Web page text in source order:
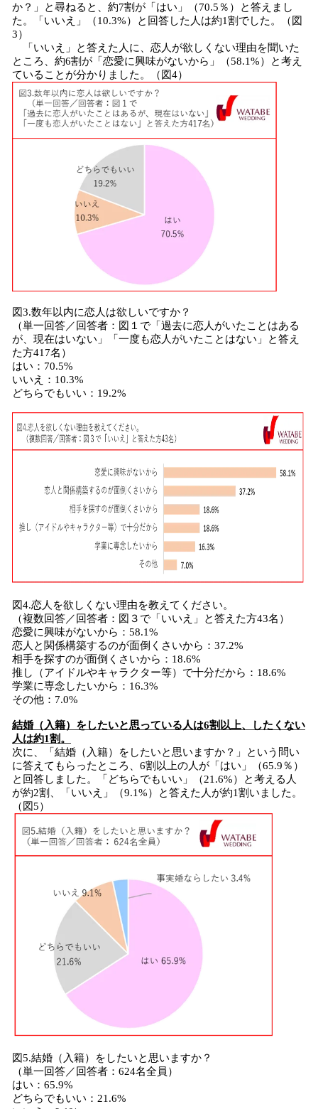
か？」と尋ねると、約7割が「はい」（70.5％）と答えまし
た。「いいえ」（10.3%）と回答した人は約1割でした。（図
3）
「いいえ」と答えた人に、恋人が欲しくない理由を聞いた
ところ、約6割が「恋愛に興味がないから」（58.1%）と考え
ていることが分かりました。（図4）
図3.数年以内に恋人は欲しいですか？
（単一回答／回答者：図１で「過去に恋人がいたことはある
が、現在はいない」「一度も恋人がいたことはない」と答え
た方417名）
はい：70.5%
いいえ：10.3%
どちらでもいい：19.2%
図4.恋人を欲しくない理由を教えてください。
（複数回答／回答者：図３で「いいえ」と答えた方43名）
恋愛に興味がないから：58.1%
恋人と関係構築するのが面倒くさいから：37.2%
相手を探すのが面倒くさいから：18.6%
推し（アイドルやキャラクター等）で十分だから：18.6%
学業に専念したいから：16.3%
その他：7.0%
結婚（入籍）をしたいと思っている人は6割以上、したくない
人は約1割。
次に、「結婚（入籍）をしたいと思いますか？」という問い
に答えてもらったところ、6割以上の人が「はい」（65.9％）
と回答しました。「どちらでもいい」（21.6%）と考える人
が約2割、「いいえ」（9.1%）と答えた人が約1割いました。
（図5）
図5.結婚（入籍）をしたいと思いますか？
（単一回答／回答者：624名全員）
はい：65.9%
どちらでもいい：21.6%